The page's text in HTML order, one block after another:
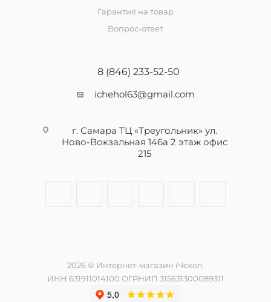
Гарантия на товар
Вопрос-ответ
8 (846) 233-52-50
ichehol63@gmail.com
г. Самара ТЦ «Треугольник» ул.
Ново-Вокзальная 146а 2 этаж офис
215
2026 © Интернет-магазин iЧехол.
ИНН 631911014100 ОГРНИП 315631300089311